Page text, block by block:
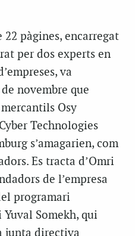
pàgines, encarregat
per dos experts en
va
novembre que
Osy
Technologies
s’amagarien, com
Es tracta d’Omri
de l’empresa
programari
Yuval Somekh, qui